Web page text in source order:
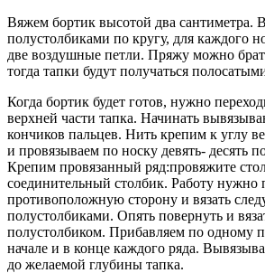
Вяжем бортик высотой два сантиметра.
полустолбиками по кругу, для каждого
две воздушные петли. Пряжу можно
тогда тапки будут получаться
Когда бортик будет готов, нужно
верхней части тапка. Начинать
кончиков пальцев. Нить крепим к углу
и провязываем по носку девять- десять
Крепим провязанный ряд:провяжите
соединительный столбик. Работу нужно
противоположную сторону и вязать
полустолбиками. Опять повернуть и
полустолбиком. Прибавляем по одному
начале и в конце каждого ряда.
до желаемой глубины тапка.